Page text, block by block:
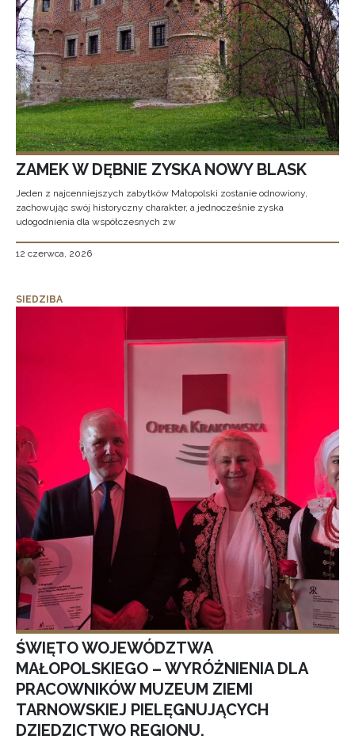
ZAMEK W DĘBNIE ZYSKA NOWY BLASK
Jeden z najcenniejszych zabytków Małopolski zostanie odnowiony,
zachowując swój historyczny charakter, a jednocześnie zyska
udogodnienia dla współczesnych zw
12 czerwca, 2026
SIEDZIBA
ŚWIĘTO WOJEWÓDZTWA
MAŁOPOLSKIEGO – WYRÓŻNIENIA DLA
PRACOWNIKÓW MUZEUM ZIEMI
TARNOWSKIEJ PIELĘGNUJĄCYCH
DZIEDZICTWO REGIONU.